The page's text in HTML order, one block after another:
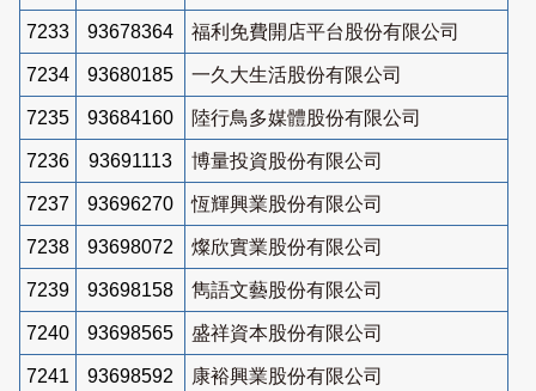
7233 93678364 福利免費開店平台股份有限公司
7234 93680185 一久大生活股份有限公司
7235 93684160 陸行鳥多媒體股份有限公司
7236 93691113 博量投資股份有限公司
7237 93696270 恆輝興業股份有限公司
7238 93698072 燦欣實業股份有限公司
7239 93698158 雋語文藝股份有限公司
7240 93698565 盛祥資本股份有限公司
7241 93698592 康裕興業股份有限公司